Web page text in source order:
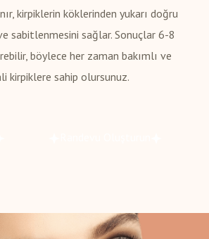
kirpiklerin köklerinden yukarı doğru
sabitlenmesini sağlar. Sonuçlar 6-8
böylece her zaman bakımlı ve
kirpiklere sahip olursunuz.